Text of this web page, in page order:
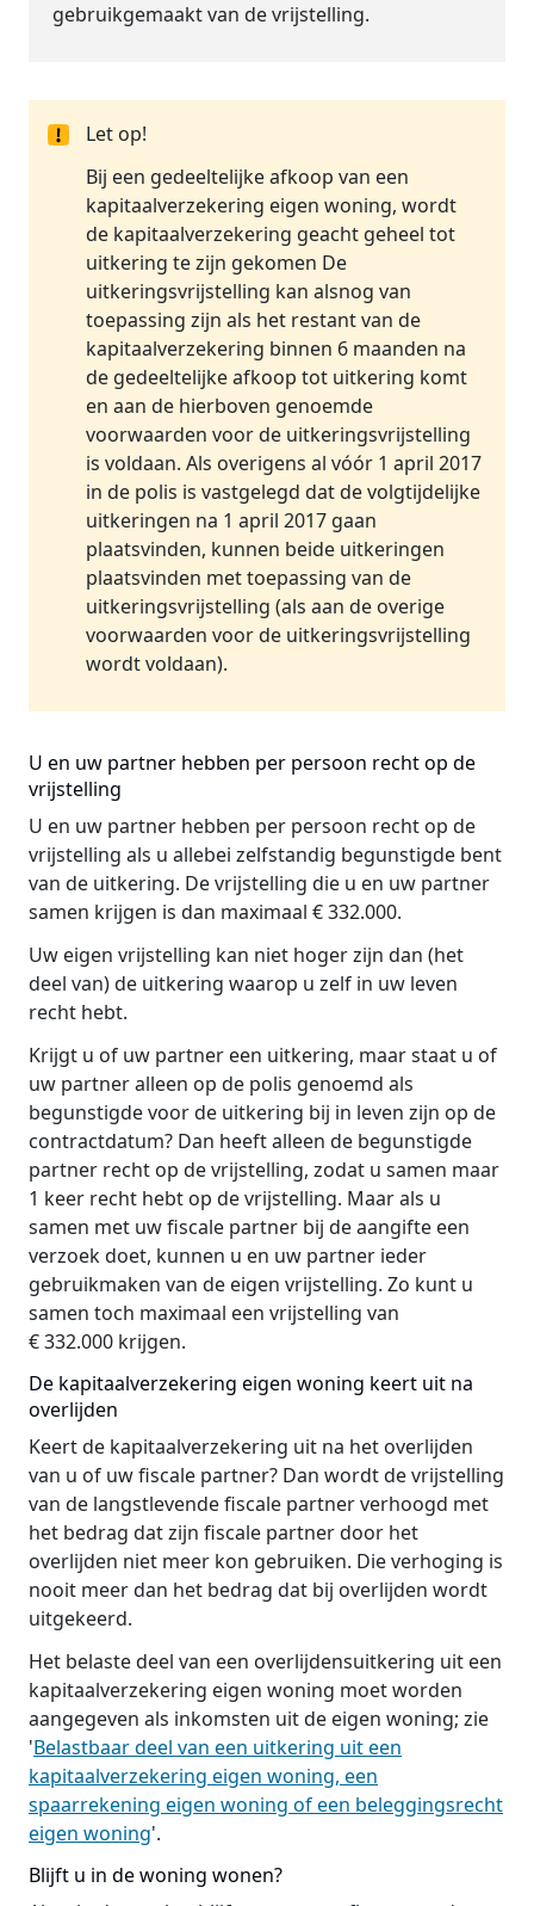
gebruikgemaakt van de vrijstelling.
Let op!
Bij een gedeeltelijke afkoop van een
kapitaalverzekering eigen woning, wordt
de kapitaalverzekering geacht geheel tot
uitkering te zijn gekomen De
uitkeringsvrijstelling kan alsnog van
toepassing zijn als het restant van de
kapitaalverzekering binnen 6 maanden na
de gedeeltelijke afkoop tot uitkering komt
en aan de hierboven genoemde
voorwaarden voor de uitkeringsvrijstelling
is voldaan. Als overigens al vóór 1 april 2017
in de polis is vastgelegd dat de volgtijdelijke
uitkeringen na 1 april 2017 gaan
plaatsvinden, kunnen beide uitkeringen
plaatsvinden met toepassing van de
uitkeringsvrijstelling (als aan de overige
voorwaarden voor de uitkeringsvrijstelling
wordt voldaan).
U en uw partner hebben per persoon recht op de
vrijstelling
U en uw partner hebben per persoon recht op de
vrijstelling als u allebei zelfstandig begunstigde bent
van de uitkering. De vrijstelling die u en uw partner
samen krijgen is dan maximaal € 332.000.
Uw eigen vrijstelling kan niet hoger zijn dan (het
deel van) de uitkering waarop u zelf in uw leven
recht hebt.
Krijgt u of uw partner een uitkering, maar staat u of
uw partner alleen op de polis genoemd als
begunstigde voor de uitkering bij in leven zijn op de
contractdatum? Dan heeft alleen de begunstigde
partner recht op de vrijstelling, zodat u samen maar
1 keer recht hebt op de vrijstelling. Maar als u
samen met uw fiscale partner bij de aangifte een
verzoek doet, kunnen u en uw partner ieder
gebruikmaken van de eigen vrijstelling. Zo kunt u
samen toch maximaal een vrijstelling van
€ 332.000 krijgen.
De kapitaalverzekering eigen woning keert uit na
overlijden
Keert de kapitaalverzekering uit na het overlijden
van u of uw fiscale partner? Dan wordt de vrijstelling
van de langstlevende fiscale partner verhoogd met
het bedrag dat zijn fiscale partner door het
overlijden niet meer kon gebruiken. Die verhoging is
nooit meer dan het bedrag dat bij overlijden wordt
uitgekeerd.
Het belaste deel van een overlijdensuitkering uit een
kapitaalverzekering eigen woning moet worden
aangegeven als inkomsten uit de eigen woning; zie
'Belastbaar deel van een uitkering uit een
kapitaalverzekering eigen woning, een
spaarrekening eigen woning of een beleggingsrecht
eigen woning'.
Blijft u in de woning wonen?